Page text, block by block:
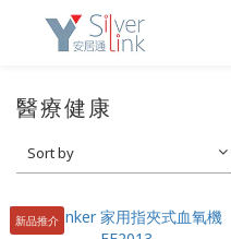
醫療健康
Sort by
新品推介